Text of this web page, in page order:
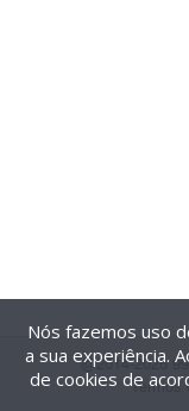
@2014-2026
Termos
Nós fazemos uso
a sua experiência.
de cookies de